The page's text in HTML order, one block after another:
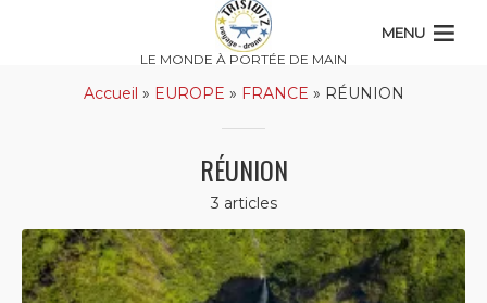
LE MONDE À PORTÉE DE MAIN
MENU
Accueil » EUROPE » FRANCE » RÉUNION
RÉUNION
3 articles